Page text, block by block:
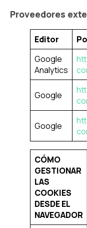
Proveedores
Editor
Google
Analytics
Google
Google
CÓMO
GESTIONAR
LAS
COOKIES
DESDE EL
NAVEGADOR